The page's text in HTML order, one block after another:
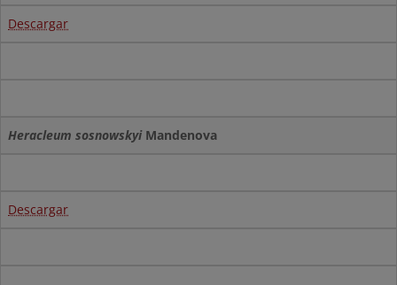
Descargar
Heracleum sosnowskyiMandenova
Descargar